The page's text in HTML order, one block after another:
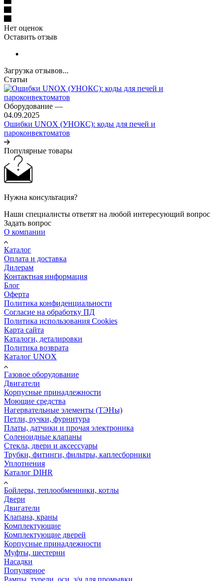
Нет оценок
Оставить отзыв
Загрузка отзывов...
Статьи
Оборудование —
04.09.2025
Ошибки UNOX (УНОКС): коды для печей и
пароконвектоматов
Популярные товары
Нужна консультация?
Наши специалисты ответят на любой интересующий вопрос
Задать вопрос
О компании
Каталог
Оплата и доставка
Дилерам
Контактная информация
Блог
Оферта
Политика конфиденциальности
Согласие на обработку ПД
Политика использования Cookies
Карта сайта
Каталоги, деталировки
Политика возврата
Каталог UNOX
Газовое оборудование
Двигатели
Корпусные принадлежности
Моющие средства
Нагервательные элементы (ТЭНы)
Петли, ручки, фурнитура
Платы, датчики и прочая электроника
Соленоидные клапаны
Стекла, двери и аксессуары
Трубки, фитинги, фильтры, каплесборники
Уплотнения
Каталог DIHR
Бойлеры, теплообменники, котлы
Двери
Двигатели
Клапана, краны
Комплектующие
Комплектующие дверей
Корпусные принадлежности
Муфты, шестерни
Насадки
Популярное
Рампы, турели, оси, з/ч для промывки